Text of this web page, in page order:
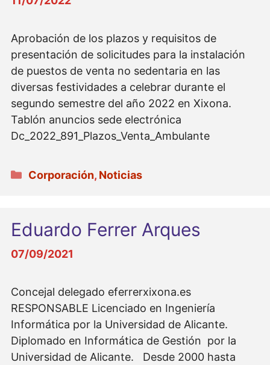
Aprobación de los plazos y requisitos de
presentación de solicitudes para la instalación
de puestos de venta no sedentaria en las
diversas festividades a celebrar durante el
segundo semestre del año 2022 en Xixona.
Tablón anuncios sede electrónica
Dc_2022_891_Plazos_Venta_Ambulante
Categorías
Corporación, Noticias
Eduardo Ferrer Arques
07/09/2021
Concejal delegado eferrerxixona.es
RESPONSABLE Licenciado en Ingeniería
Informática por la Universidad de Alicante.
Diplomado en Informática de Gestión por la
Universidad de Alicante. Desde 2000 hasta